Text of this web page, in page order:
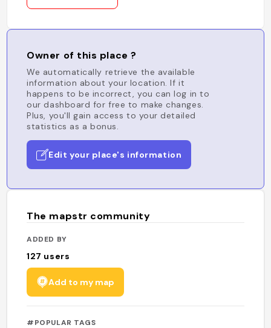
Owner of this place ?
We automatically retrieve the available
information about your location. If it
happens to be incorrect, you can log in to
our dashboard for free to make changes.
Plus, you'll gain access to your detailed
statistics as a bonus.
Edit your place's information
The mapstr community
ADDED BY
127 users
Add to my map
#POPULAR TAGS